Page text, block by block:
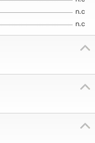
n.c
n.c